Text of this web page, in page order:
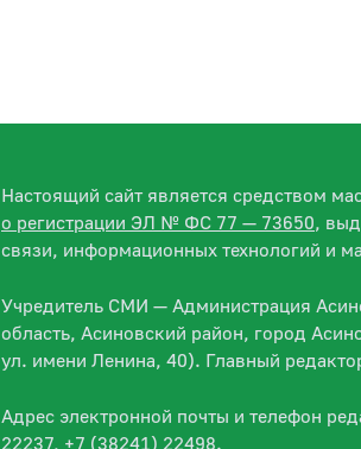
Настоящий сайт является средством
о регистрации ЭЛ № ФС 77 — 73650,
связи, информационных технологий и
Учредитель СМИ — Администрация
область, Асиновский район, город
ул. имени Ленина, 40). Главный
Адрес электронной почты и телефон
22237, +7 (38241) 22498.